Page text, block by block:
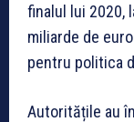
finalul lui 2020,
miliarde de
pentru politica
Autoritățile au